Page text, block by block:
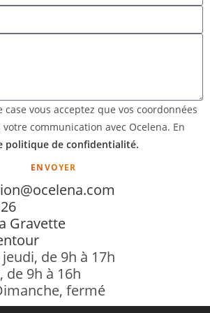
case vous acceptez que vos coordonnées
communication avec Ocelena. En
politique de confidentialité.
ENVOYER
Gravette
de 9h à 17h
de 9h à 16h
fermé